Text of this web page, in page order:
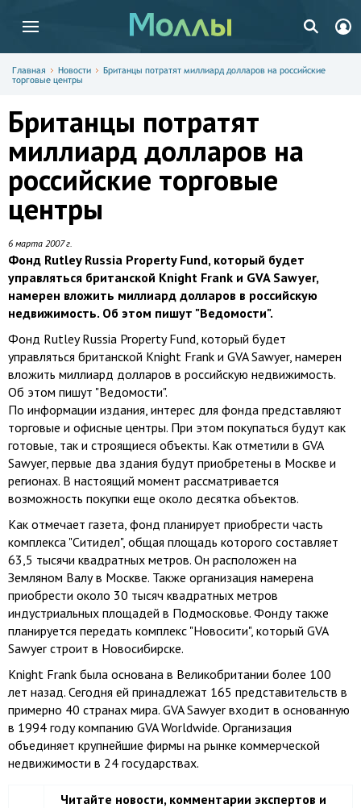
Главная Новости
Британцы потратят миллиард долларов на российские
торговые центры
Британцы потратят
миллиард долларов на
российские торговые
центры
6 марта 2007 г.
Фонд Rutley Russia Property Fund, который будет
управляться британской Knight Frank и GVA Sawyer,
намерен вложить миллиард долларов в российскую
недвижимость. Об этом пишут "Ведомости".
Фонд Rutley Russia Property Fund, который будет
управляться британской Knight Frank и GVA Sawyer, намерен
вложить миллиард долларов в российскую недвижимость.
Об этом пишут "Ведомости".
По информации издания, интерес для фонда представляют
торговые и офисные центры. При этом покупаться будут как
готовые, так и строящиеся объекты. Как отметили в GVA
Sawyer, первые два здания будут приобретены в Москве и
регионах. В настоящий момент рассматривается
возможность покупки еще около десятка объектов.
Как отмечает газета, фонд планирует приобрести часть
комплекса "Ситидел", общая площадь которого составляет
63,5 тысячи квадратных метров. Он расположен на
Земляном Валу в Москве. Также организация намерена
приобрести около 30 тысяч квадратных метров
индустриальных площадей в Подмосковье. Фонду также
планируется передать комплекс "Новосити", который GVA
Sawyer строит в Новосибирске.
Knight Frank была основана в Великобритании более 100
лет назад. Сегодня ей принадлежат 165 представительств в
примерно 40 странах мира. GVA Sawyer входит в основанную
в 1994 году компанию GVA Worldwide. Организация
объединяет крупнейшие фирмы на рынке коммерческой
недвижимости в 24 государствах.
Читайте новости, комментарии экспертов и